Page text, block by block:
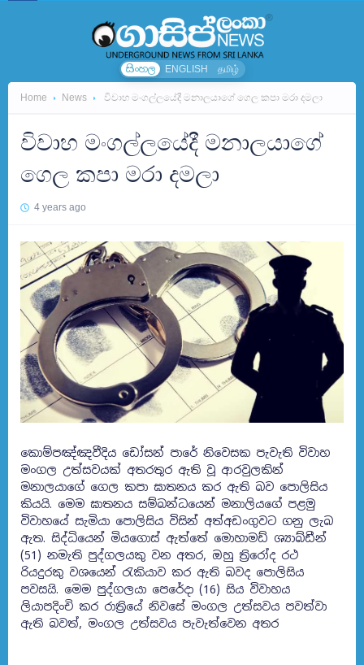
සිංහල ENGLISH தமிழ்
Home News විවාහ මංගල්ලයේදී මනාලයාගේ ගෙල කපා මරා දමලා
විවාහ මංගල්ලයේදී මනාලයාගේ
ගෙල කපා මරා දමලා
4 years ago
කොම්පඤ්ඤවීදිය ඩෝසන් පාරේ නිවෙසක පැවැති විවාහ
මංගල උත්සවයක් අතරතුර ඇති වූ ආරවුලකින්
මනාලයාගේ ගෙල කපා ඝාතනය කර ඇති බව පොලිසිය
කියයි. මෙම ඝාතනය සම්බන්ධයෙන් මනාලියගේ පළමු
විවාහයේ සැමියා පොලිසිය විසින් අත්අඩංගුවට ගනු ලැබ
ඇත. සිද්ධියෙන් මියගොස් ඇත්තේ මොහාමඩ් ශ්‍යාබ්ඩීන්
(51) නමැති පුද්ගලයකු වන අතර, ඔහු ත්‍රිරෝද රථ
රියදුරකු වශයෙන් රැකියාව කර ඇති බවද පොලිසිය
පවසයි. මෙම පුද්ගලයා පෙරේදා (16) සිය විවාහය
ලියාපදිංචි කර රාත්‍රියේ නිවසේ මංගල උත්සවය පවත්වා
ඇති බවත්, මංගල උත්සවය පැවැත්වෙන අතර